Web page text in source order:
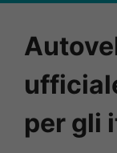
per gli